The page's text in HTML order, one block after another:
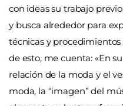
con ideas su trabajo
y busca alrededor para
técnicas y procedimientos
de esto, me cuenta: «En
relación de la moda y el
moda, la “imagen” del